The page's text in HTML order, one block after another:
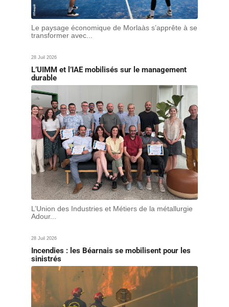
Le paysage économique de Morlaàs s’apprête à se
transformer avec...
28 Juil 2026
L’UIMM et l’IAE mobilisés sur le management
durable
L’Union des Industries et Métiers de la métallurgie
Adour...
28 Juil 2026
Incendies : les Béarnais se mobilisent pour les
sinistrés